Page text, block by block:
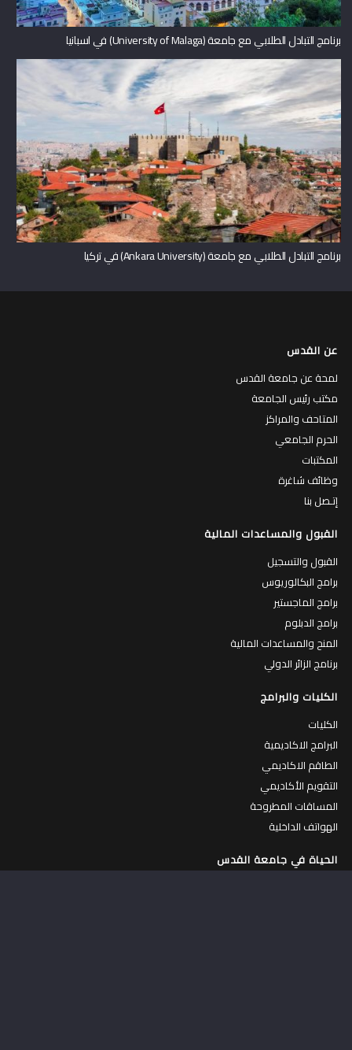
برنامج التبادل الطلابي مع جامعة (University of Malaga) في اسبانيا
برنامج التبادل الطلابي مع جامعة (Ankara University) في تركيا
عن القدس
لمحة عن جامعة القدس
مكتب رئيس الجامعة
المتاحف والمراكز
الحرم الجامعي
المكتبات
وظائف شاغرة
إتـصل بنا
القبول والمساعدات المالية
القبول والتسجيل
برامج البكالوريوس
برامج الماجستير
برامج الدبلوم
المنح والمساعدات المالية
برنامج الزائر الدولي
الكليات والبرامج
الكليات
البرامج الاكاديمية
الطاقم الاكاديمي
التقويم الأكاديمي
المساقات المطروحة
الهواتف الداخلية
الحياة في جامعة القدس